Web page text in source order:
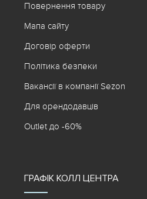
Повернення товару
Мапа сайту
Договір оферти
Політика безпеки
Вакансії в компанії Sezon
Для орендодавців
Outlet до -60%
ГРАФІК КОЛЛ ЦЕНТРА